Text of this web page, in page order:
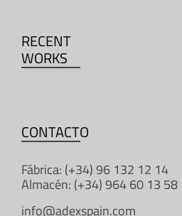
RECENT
WORKS
CONTACTO
Fábrica: (+34) 96 132 12 14
Almacén: (+34) 964 60 13 58
info@adexspain.com